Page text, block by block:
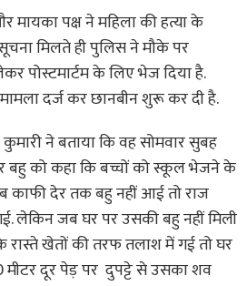
पक्ष ने महिला की हत्या के
मिलते ही पुलिस ने मौके पर
पोस्टमार्टम के लिए भेज दिया है.
दर्ज कर छानबीन शुरू कर दी है.
ने बताया कि वह सोमवार सुबह
बहु को कहा कि बच्चों को स्कूल भेजने के
काफी देर तक बहु नहीं आई तो राज
लेकिन जब घर पर उसकी बहु नहीं मिली
रास्ते खेतों की तरफ तलाश में गई तो घर
दूर पेड़ पर दुपट्टे से उसका शव